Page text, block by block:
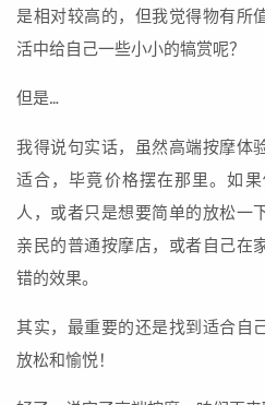
是相对较高的，但我觉得物有所
活中给自己一些小小的犒赏呢？
但是…
我得说句实话，虽然高端按摩体
适合，毕竟价格摆在那里。如
人，或者只是想要简单的放松一
亲民的普通按摩店，或者自己在
错的效果。
其实，最重要的还是找到适合自
放松和愉悦！